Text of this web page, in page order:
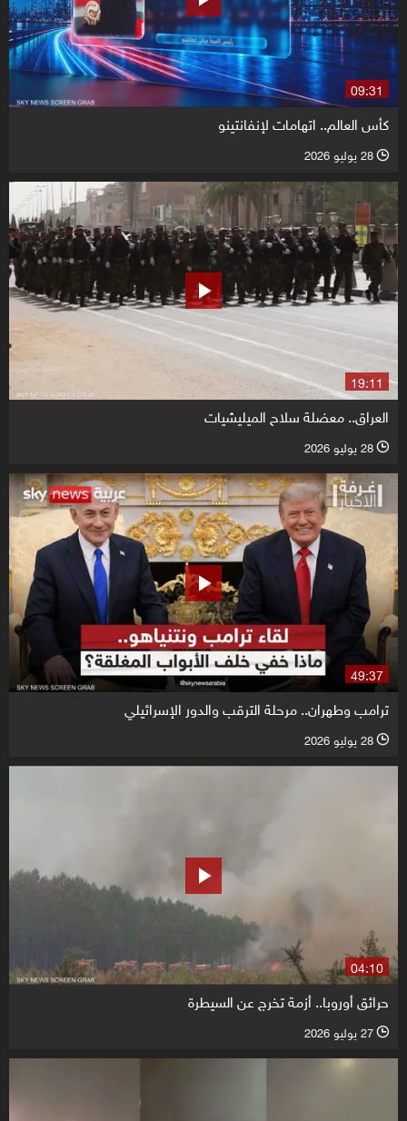
09:31
كأس العالم.. اتهامات لإنفانتينو
l 28 يوليو 2026
19:11
العراق.. معضلة سلاح الميليشيات
l 28 يوليو 2026
49:37
ترامب وطهران.. مرحلة الترقب والدور الإسرائيلي
l 28 يوليو 2026
04:10
حرائق أوروبا.. أزمة تخرج عن السيطرة
l 27 يوليو 2026